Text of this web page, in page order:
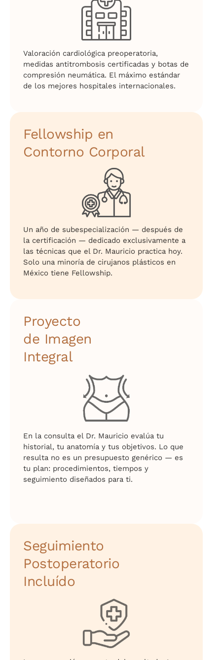
Valoración cardiológica preoperatoria,
medidas antitrombosis certificadas y botas de
compresión neumática. El máximo estándar
de los mejores hospitales internacionales.
Fellowship en
Contorno Corporal
Un año de subespecialización — después de
la certificación — dedicado exclusivamente a
las técnicas que el Dr. Mauricio practica hoy.
Solo una minoría de cirujanos plásticos en
México tiene Fellowship.
Proyecto
de Imagen
Integral
En la consulta el Dr. Mauricio evalúa tu
historial, tu anatomía y tus objetivos. Lo que
resulta no es un presupuesto genérico — es
tu plan: procedimientos, tiempos y
seguimiento diseñados para ti.
Seguimiento
Postoperatorio
Incluído